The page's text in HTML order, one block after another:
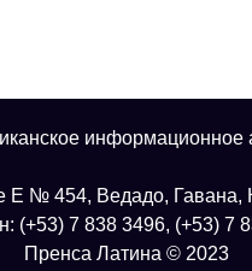
информационное
E № 454, Ведадо, Гавана,
(+53) 7 838 3496, (+53) 7
Пренса Латина © 2023